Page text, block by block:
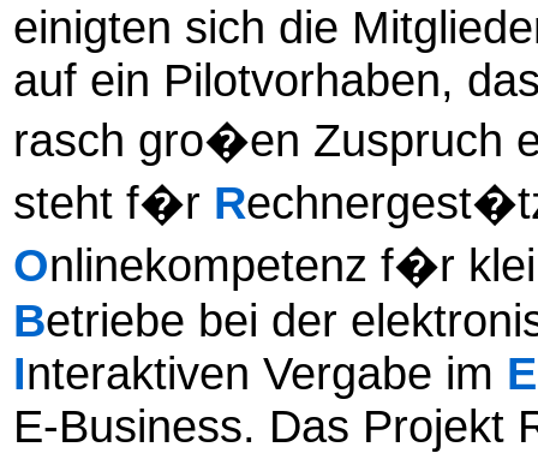
einigten sich die
auf ein Pilotvorhaben,
rasch gro�en Zuspruch
steht f�r R
Onlinekompetenz f�r
Betriebe bei der
Interaktiven Vergabe im E
E-Business. Das Projekt